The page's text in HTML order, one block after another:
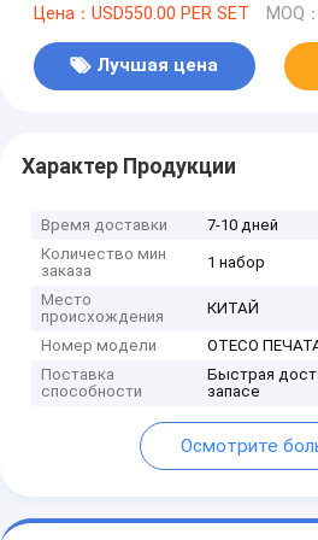
Цена：USD550.00 PER SET MOQ
Лучшая цена
Характер Продукции
Время доставки
7-10 дней
Количество мин
заказа
1 набор
Место
происхождения
КИТАЙ
Номер модели
OTECO
Поставка
способности
Быстрая
запасе
Осмотрите